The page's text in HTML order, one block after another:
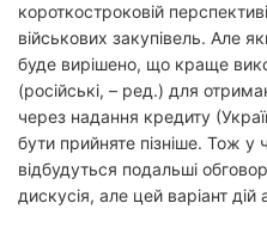
короткостроковій
військових закупівель. Але
буде вирішено, що краще
(російські, – ред.) для
через надання кредиту
бути прийняте пізніше. Тож у
відбудуться подальші
дискусія, але цей варіант